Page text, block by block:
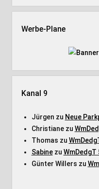
Werbe-Plane
Kanal 9
Jürgen zu Neue
Christianezu
Thomas zu
Sabinezu WmDedgT
Günter Willers zu